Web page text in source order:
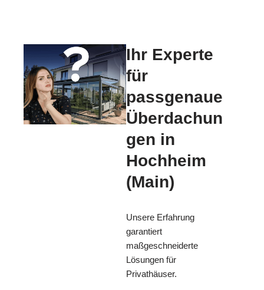
Ihr Experte
für
passgenaue
Überdachun
gen in
Hochheim
(Main)
Unsere Erfahrung
garantiert
maßgeschneiderte
Lösungen für
Privathäuser.